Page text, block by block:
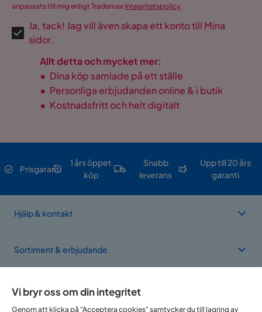
anpassats till mig enligt Trademax Integritetspolicy.
Ja, tack! Jag vill även skapa ett konto till Mina
sidor.
Allt detta och mycket mer:
• Dina köp samlade på ett ställe
• Personliga erbjudanden online & i butik
• Kostnadsfritt och helt digitalt
Prisgaranti
1 års öppet
köp
Snabb
leverans
Upp till 20 års
garanti
Hjälp & kontakt
Sortiment & erbjudande
Vi bryr oss om din integritet
Genom att klicka på "Acceptera cookies" samtycker du till lagring av